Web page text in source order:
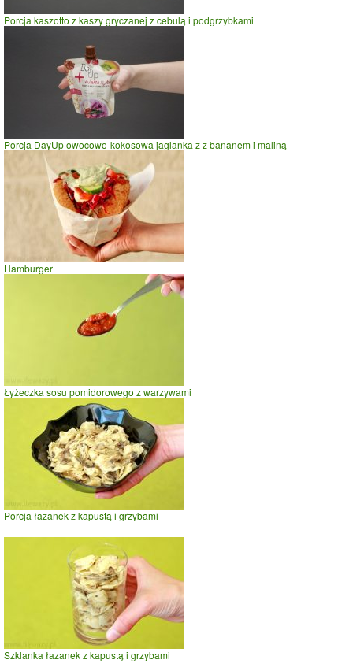
Porcja kaszotto z kaszy gryczanej z cebulą i podgrzybkami
Porcja DayUp owocowo-kokosowa jaglanka z z bananem i maliną
Hamburger
Łyżeczka sosu pomidorowego z warzywami
Porcja łazanek z kapustą i grzybami
Szklanka łazanek z kapustą i grzybami